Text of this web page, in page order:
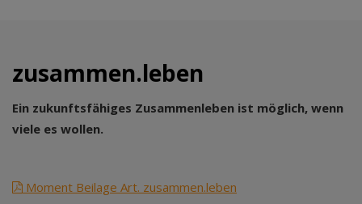
zusammen.leben
Ein zukunftsfähiges Zusammenleben ist möglich, wenn
viele es wollen.
Moment Beilage Art. zusammen.leben